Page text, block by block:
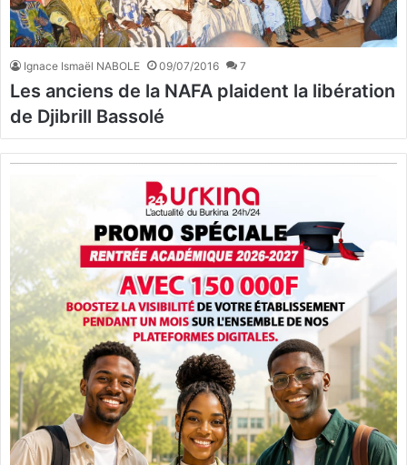
Ignace Ismaël NABOLE 09/07/2016 7
Les anciens de la NAFA plaident la libération
de Djibrill Bassolé